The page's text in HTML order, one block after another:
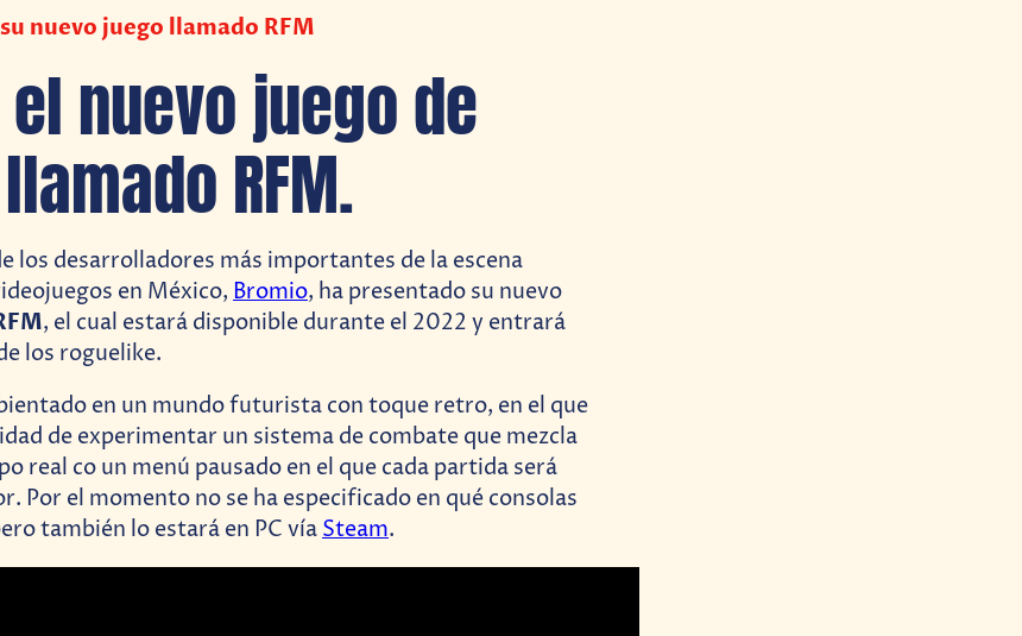
nuevo juego llamado RFM
nuevo juego de
RFM.
los desarrolladores más importantes de la escena
en México, Bromio, ha presentado su nuevo
, el cual estará disponible durante el 2022 y entrará
los roguelike.
en un mundo futurista con toque retro, en el que
de experimentar un sistema de combate que mezcla
real co un menú pausado en el que cada partida será
Por el momento no se ha especificado en qué consolas
también lo estará en PC víaSteam.